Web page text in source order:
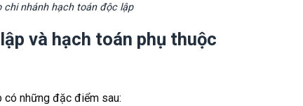
chi nhánh hạch toán độc lập
và hạch toán phụ thuộc
có những đặc điểm sau: